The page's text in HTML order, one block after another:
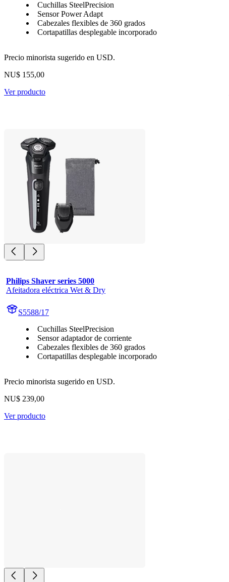
Cuchillas SteelPrecision
Sensor Power Adapt
Cabezales flexibles de 360 grados
Cortapatillas desplegable incorporado
Precio minorista sugerido en USD.
NU$ 155,00
Ver producto
Philips Shaver series 5000
Afeitadora eléctrica Wet & Dry
S5588/17
Cuchillas SteelPrecision
Sensor adaptador de corriente
Cabezales flexibles de 360 grados
Cortapatillas desplegable incorporado
Precio minorista sugerido en USD.
NU$ 239,00
Ver producto